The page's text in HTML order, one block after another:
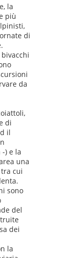
la
più
di
da
di
il
) e la
una
cui
sono
del
dei
la